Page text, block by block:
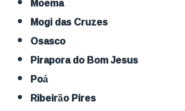
Mogi das Cruzes
Osasco
Pirapora do Bom Jesus
Poá
Ribeirão Pires